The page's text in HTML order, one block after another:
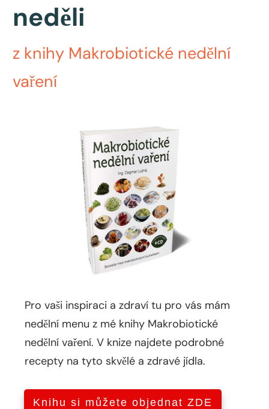
neděli
z knihy Makrobiotické nedělní
vaření
Pro vaši inspiraci a zdraví tu pro vás mám
nedělní menu z mé knihy Makrobiotické
nedělní vaření. V knize najdete podrobné
recepty na tyto skvělé a zdravé jídla.
Knihu si můžete objednat ZDE